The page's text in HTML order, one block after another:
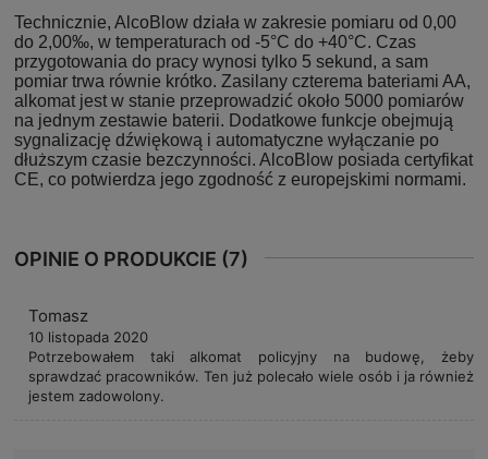
Technicznie, AlcoBlow działa w zakresie pomiaru od 0,00
do 2,00‰, w temperaturach od -5°C do +40°C. Czas
przygotowania do pracy wynosi tylko 5 sekund, a sam
pomiar trwa równie krótko. Zasilany czterema bateriami AA,
alkomat jest w stanie przeprowadzić około 5000 pomiarów
na jednym zestawie baterii. Dodatkowe funkcje obejmują
sygnalizację dźwiękową i automatyczne wyłączanie po
dłuższym czasie bezczynności. AlcoBlow posiada certyfikat
CE, co potwierdza jego zgodność z europejskimi normami.
OPINIE O PRODUKCIE (7)
Tomasz
10 listopada 2020
Potrzebowałem taki alkomat policyjny na budowę, żeby
sprawdzać pracowników. Ten już polecało wiele osób i ja również
jestem zadowolony.